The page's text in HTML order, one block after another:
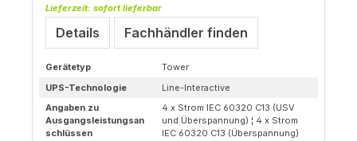
Lieferzeit: sofort lieferbar
Details Fachhändler finden
Gerätetyp
Tower
UPS-Technologie
Line-Interactive
Angaben zu
Ausgangsleistungsan
schlüssen
4 x Strom IEC 60320 C13 (USV
und Überspannung) ¦ 4 x Strom
IEC 60320 C13 (Überspannung)